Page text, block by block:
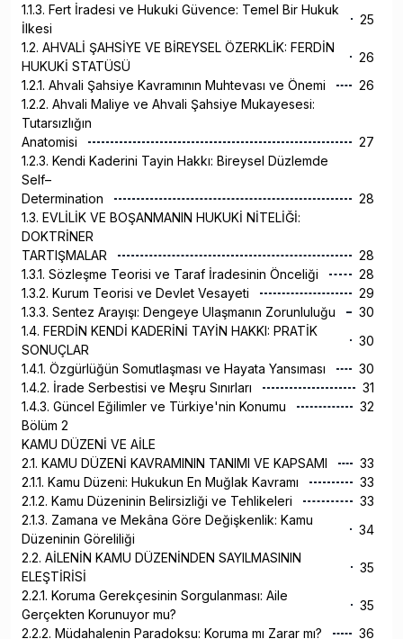
1.1.3. Fert İradesi ve Hukuki Güvence: Temel Bir Hukuk
İlkesi
25
1.2. AHVALİ ŞAHSİYE VE BİREYSEL ÖZERKLİK: FERDİN
HUKUKİ STATÜSÜ
26
1.2.1. Ahvali Şahsiye Kavramının Muhtevası ve Önemi
26
1.2.2. Ahvali Maliye ve Ahvali Şahsiye Mukayesesi:
Tutarsızlığın
Anatomisi
27
1.2.3. Kendi Kaderini Tayin Hakkı: Bireysel Düzlemde
Self–
Determination
28
1.3. EVLİLİK VE BOŞANMANIN HUKUKİ NİTELİĞİ:
DOKTRİNER
TARTIŞMALAR
28
1.3.1. Sözleşme Teorisi ve Taraf İradesinin Önceliği
28
1.3.2. Kurum Teorisi ve Devlet Vesayeti
29
1.3.3. Sentez Arayışı: Dengeye Ulaşmanın Zorunluluğu
30
1.4. FERDİN KENDİ KADERİNİ TAYİN HAKKI: PRATİK
SONUÇLAR
30
1.4.1. Özgürlüğün Somutlaşması ve Hayata Yansıması
30
1.4.2. İrade Serbestisi ve Meşru Sınırları
31
1.4.3. Güncel Eğilimler ve Türkiye'nin Konumu
32
Bölüm 2
KAMU DÜZENİ VE AİLE
2.1. KAMU DÜZENİ KAVRAMININ TANIMI VE KAPSAMI
33
2.1.1. Kamu Düzeni: Hukukun En Muğlak Kavramı
33
2.1.2. Kamu Düzeninin Belirsizliği ve Tehlikeleri
33
2.1.3. Zamana ve Mekâna Göre Değişkenlik: Kamu
Düzeninin Göreliliği
34
2.2. AİLENİN KAMU DÜZENİNDEN SAYILMASININ
ELEŞTİRİSİ
35
2.2.1. Koruma Gerekçesinin Sorgulanması: Aile
Gerçekten Korunuyor mu?
35
2.2.2. Müdahalenin Paradoksu: Koruma mı Zarar mı?
36